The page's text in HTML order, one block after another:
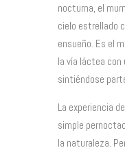
nocturna, el
cielo estrellado
ensueño. Es el
la vía láctea con
sintiéndose
La experiencia
simple
la naturaleza.